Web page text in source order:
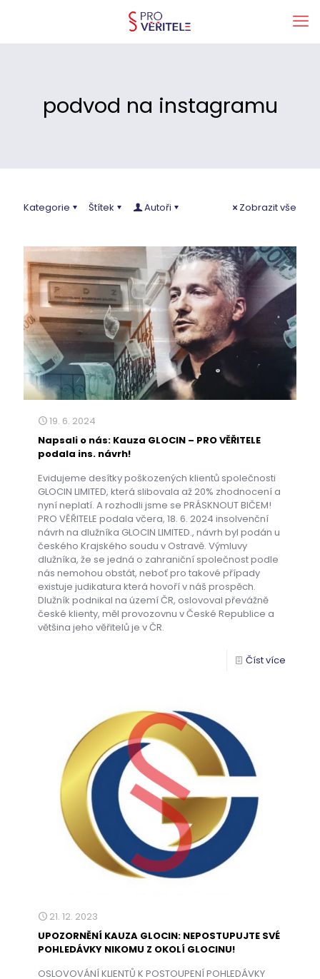
podvod na instagramu
Kategorie Štítek Autoři Zobrazit vše
19. 6. 2024
Napsali o nás: Kauza GLOCIN – PRO VĚŘITELE
podala ins. návrh!
Evidujeme desítky poškozených klientů společnosti
GLOCIN LIMITED, která slibovala až 20% zhodnocení a
nyní neplatí. A rozhodli jsme se PRÁSKNOUT BIČEM!
PRO VĚŘITELE podala včera, 18. 6. 2024 insolvenční
návrh na dlužníka GLOCIN LIMITED., návrh byl podán u
českého Krajského soudu v Ostravě. Výmluvy
dlužníka, že se jedná o zahraniční společnost podle
nás nemohou obstát, neboť pro takové případy
existuje judikatura která hovoří v náš prospěch.
Dlužník podnikal na území ČR, oslovoval převážně
české klienty, měl provozovnu v České Republice a
většina jeho věřitelů je v ČR.
Číst více
21. 12. 2023
UPOZORNĚNÍ KAUZA GLOCIN: NEPOSTUPUJTE SVÉ
POHLEDÁVKY NIKOMU Z OKOLÍ GLOCINU!
OSLOVOVÁNÍ KLIENTŮ K POSTOUPENÍ POHLEDÁVKY